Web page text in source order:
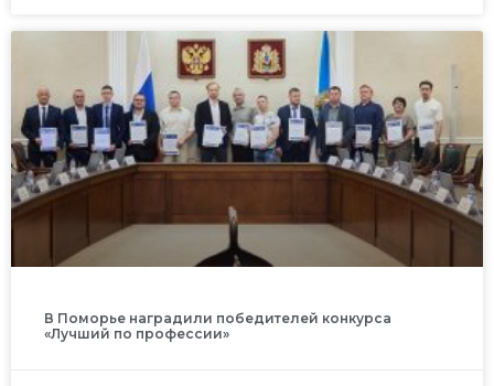
В Поморье наградили победителей конкурса
«Лучший по профессии»